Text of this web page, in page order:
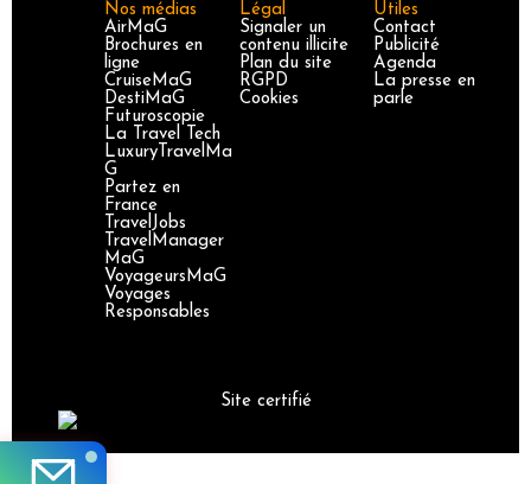
Nos médias
AirMaG
Brochures en
ligne
CruiseMaG
DestiMaG
Futuroscopie
La Travel Tech
LuxuryTravelMa
G
Partez en
France
TravelJobs
TravelManager
MaG
VoyageursMaG
Voyages
Responsables
Légal
Signaler un
contenu illicite
Plan du site
RGPD
Cookies
Utiles
Contact
Publicité
Agenda
La presse en
parle
Site certifié